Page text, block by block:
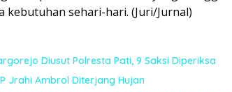
kebutuhan sehari-hari. (Juri/Jurnal)
Diusut Polresta Pati, 9 Saksi Diperiksa
Jrahi Ambrol Diterjang Hujan